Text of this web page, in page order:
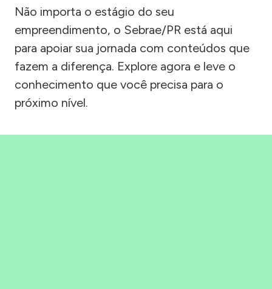
Não importa o estágio do seu
empreendimento, o Sebrae/PR está aqui
para apoiar sua jornada com conteúdos que
fazem a diferença. Explore agora e leve o
conhecimento que você precisa para o
próximo nível.